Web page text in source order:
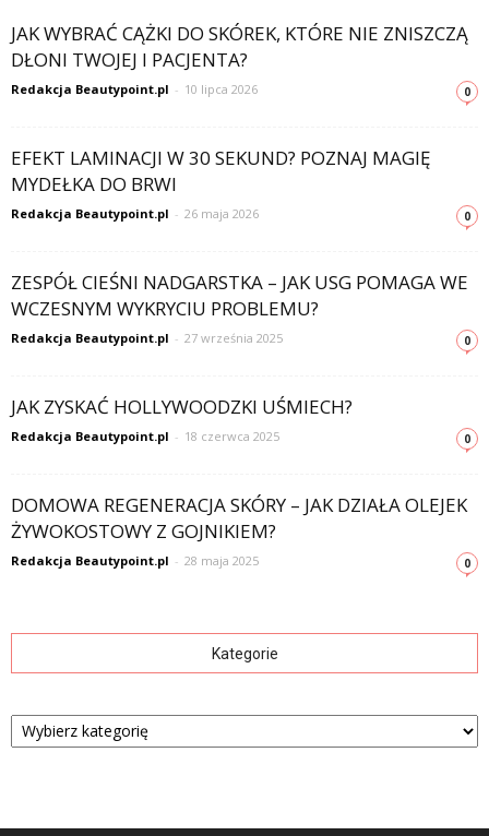
JAK WYBRAĆ CĄŻKI DO SKÓREK, KTÓRE NIE ZNISZCZĄ
DŁONI TWOJEJ I PACJENTA?
Redakcja Beautypoint.pl - 10 lipca 2026 0
EFEKT LAMINACJI W 30 SEKUND? POZNAJ MAGIĘ
MYDEŁKA DO BRWI
Redakcja Beautypoint.pl - 26 maja 2026 0
ZESPÓŁ CIEŚNI NADGARSTKA – JAK USG POMAGA WE
WCZESNYM WYKRYCIU PROBLEMU?
Redakcja Beautypoint.pl - 27 września 2025 0
JAK ZYSKAĆ HOLLYWOODZKI UŚMIECH?
Redakcja Beautypoint.pl - 18 czerwca 2025 0
DOMOWA REGENERACJA SKÓRY – JAK DZIAŁA OLEJEK
ŻYWOKOSTOWY Z GOJNIKIEM?
Redakcja Beautypoint.pl - 28 maja 2025 0
Kategorie
Kategorie